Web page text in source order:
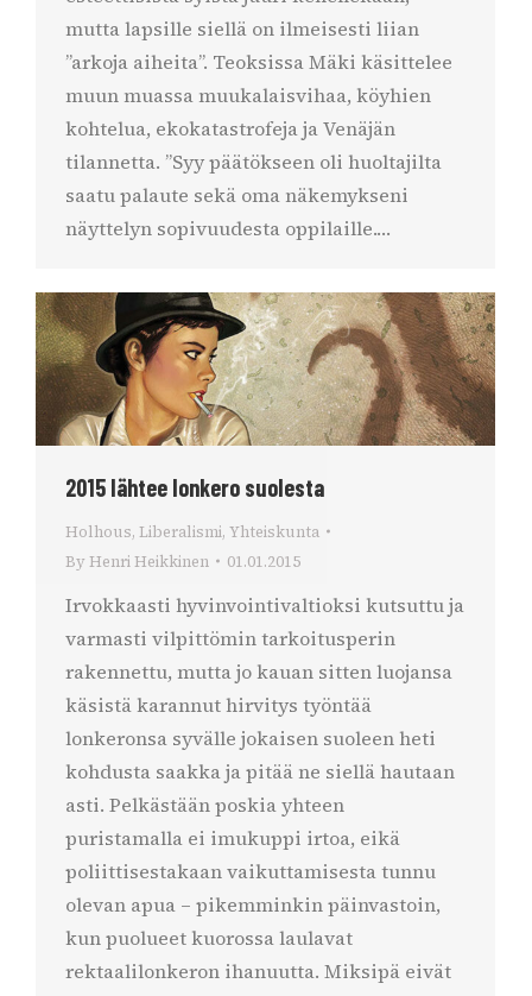
mutta lapsille siellä on ilmeisesti liian
”arkoja aiheita”. Teoksissa Mäki käsittelee
muun muassa muukalaisvihaa, köyhien
kohtelua, ekokatastrofeja ja Venäjän
tilannetta. ”Syy päätökseen oli huoltajilta
saatu palaute sekä oma näkemykseni
näyttelyn sopivuudesta oppilaille.…
2015 lähtee lonkero suolesta
Holhous, Liberalismi, Yhteiskunta
By Henri Heikkinen 01.01.2015
Irvokkaasti hyvinvointivaltioksi kutsuttu ja
varmasti vilpittömin tarkoitusperin
rakennettu, mutta jo kauan sitten luojansa
käsistä karannut hirvitys työntää
lonkeronsa syvälle jokaisen suoleen heti
kohdusta saakka ja pitää ne siellä hautaan
asti. Pelkästään poskia yhteen
puristamalla ei imukuppi irtoa, eikä
poliittisestakaan vaikuttamisesta tunnu
olevan apua – pikemminkin päinvastoin,
kun puolueet kuorossa laulavat
rektaalilonkeron ihanuutta. Miksipä eivät